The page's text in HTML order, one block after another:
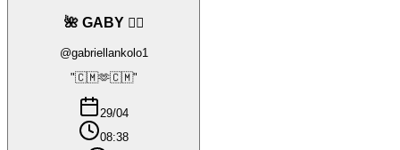
🌺 GABY ❤️‍🔥
@gabriellankolo1
"🇨🇲🫶🇨🇲"
29/04
08:38